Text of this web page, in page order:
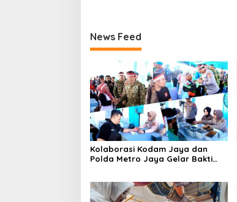
News Feed
Kolaborasi Kodam Jaya dan
Polda Metro Jaya Gelar Bakti